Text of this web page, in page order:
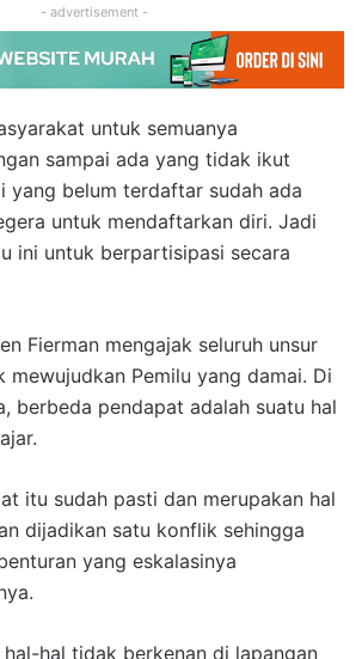
- advertisement -
untuk semuanya
sampai ada yang tidak ikut
yang belum terdaftar sudah ada
untuk mendaftarkan diri. Jadi
ini untuk berpartisipasi secara
Fierman mengajak seluruh unsur
mewujudkan Pemilu yang damai. Di
berbeda pendapat adalah suatu hal
itu sudah pasti dan merupakan hal
dijadikan satu konflik sehingga
yang eskalasinya
hal-hal tidak berkenan di lapangan